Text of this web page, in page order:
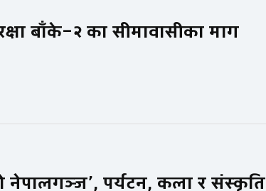
बाँके–२ का सीमावासीका माग
नेपालगञ्ज’, पर्यटन, कला र संस्कृति